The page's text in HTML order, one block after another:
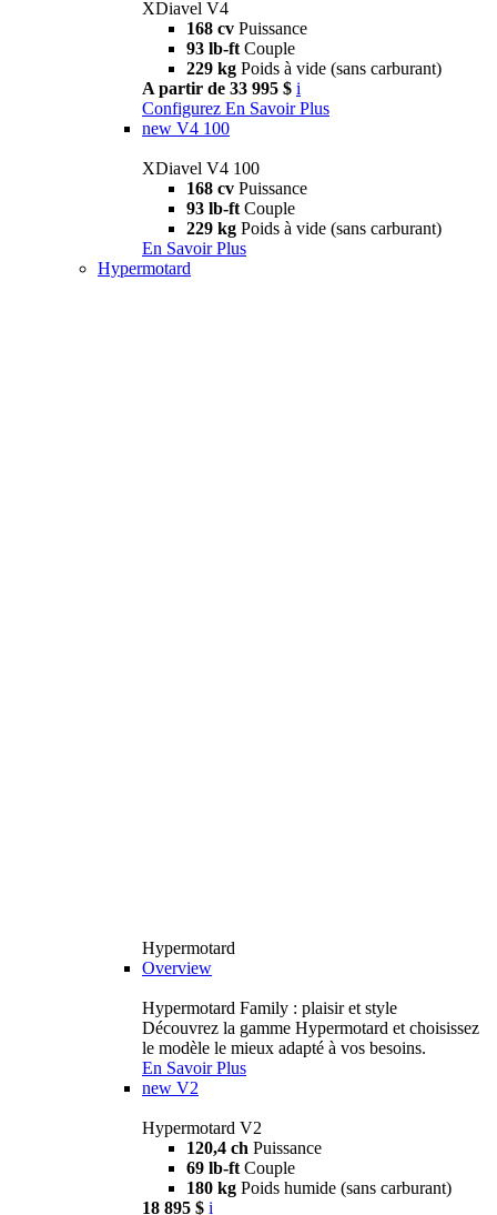
XDiavel V4
168 cv Puissance
93 lb-ft Couple
229 kg Poids à vide (sans carburant)
A partir de 33 995 $ i
Configurez En Savoir Plus
new V4 100
XDiavel V4 100
168 cv Puissance
93 lb-ft Couple
229 kg Poids à vide (sans carburant)
En Savoir Plus
Hypermotard
Hypermotard
Overview
Hypermotard Family : plaisir et style
Découvrez la gamme Hypermotard et choisissez
le modèle le mieux adapté à vos besoins.
En Savoir Plus
new V2
Hypermotard V2
120,4 ch Puissance
69 lb-ft Couple
180 kg Poids humide (sans carburant)
18 895 $ i